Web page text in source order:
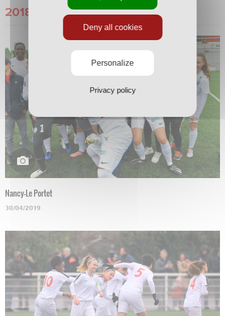
2018/2019
Nancy-Le Portet
30/04/2019
Deny all cookies
Personalize
Privacy policy